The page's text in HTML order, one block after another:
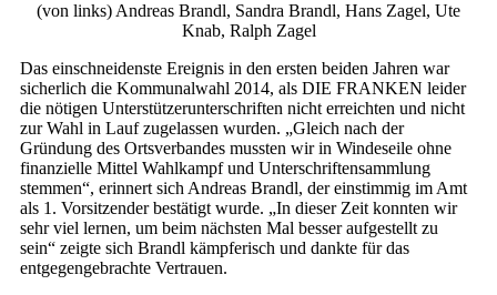
(von links) Andreas Brandl, Sandra Brandl, Hans Zagel, Ute
Knab, Ralph Zagel
Das einschneidenste Ereignis in den ersten beiden Jahren war
sicherlich die Kommunalwahl 2014, als DIE FRANKEN leider
die nötigen Unterstützerunterschriften nicht erreichten und nicht
zur Wahl in Lauf zugelassen wurden. „Gleich nach der
Gründung des Ortsverbandes mussten wir in Windeseile ohne
finanzielle Mittel Wahlkampf und Unterschriftensammlung
stemmen“, erinnert sich Andreas Brandl, der einstimmig im Amt
als 1. Vorsitzender bestätigt wurde. „In dieser Zeit konnten wir
sehr viel lernen, um beim nächsten Mal besser aufgestellt zu
sein“ zeigte sich Brandl kämpferisch und dankte für das
entgegengebrachte Vertrauen.